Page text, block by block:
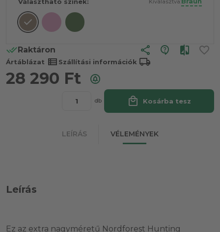
Raktáron share
Ártáblázat view_list Szállítási információk local_shipping
28 290 Ft
db local_mall Kosárba tesz
LEÍRÁS VÉLEMÉNYEK
Leírás
Ez az extra nagyméretű Nordforest Hunting